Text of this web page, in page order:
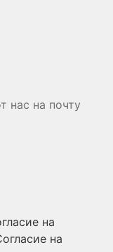
нас на почту
на
на